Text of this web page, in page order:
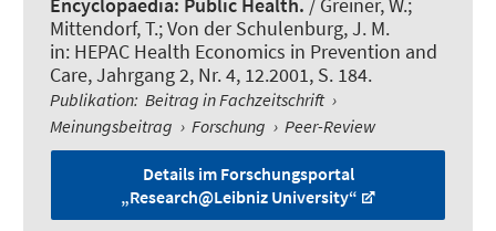
Mittendorf, T.; Von der Schulenburg, J. M.
in: HEPAC Health Economics in Prevention and
Care, Jahrgang 2, Nr. 4, 12.2001, S. 184.
Publikation: Beitrag in Fachzeitschrift ›
Meinungsbeitrag › Forschung › Peer-Review
Details im Forschungsportal
„Research@Leibniz University“